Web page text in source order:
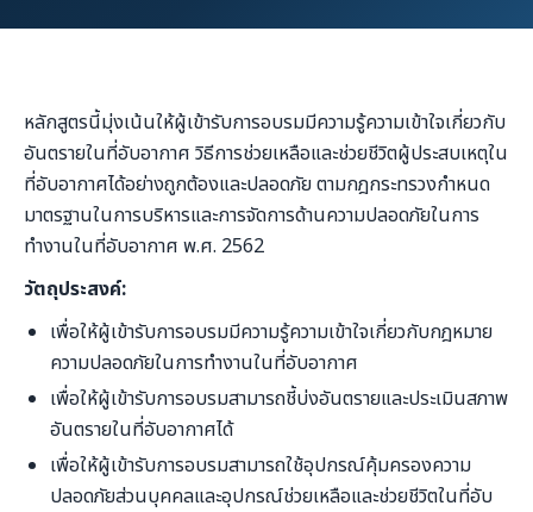
หลักสูตรนี้มุ่งเน้นให้ผู้เข้ารับการอบรมมีความรู้ความเข้าใจเกี่ยวกับ
อันตรายในที่อับอากาศ วิธีการช่วยเหลือและช่วยชีวิตผู้ประสบเหตุใน
ที่อับอากาศได้อย่างถูกต้องและปลอดภัย ตามกฎกระทรวงกำหนด
มาตรฐานในการบริหารและการจัดการด้านความปลอดภัยในการ
ทำงานในที่อับอากาศ พ.ศ. 2562
วัตถุประสงค์:
เพื่อให้ผู้เข้ารับการอบรมมีความรู้ความเข้าใจเกี่ยวกับกฎหมาย
ความปลอดภัยในการทำงานในที่อับอากาศ
เพื่อให้ผู้เข้ารับการอบรมสามารถชี้บ่งอันตรายและประเมินสภาพ
อันตรายในที่อับอากาศได้
เพื่อให้ผู้เข้ารับการอบรมสามารถใช้อุปกรณ์คุ้มครองความ
ปลอดภัยส่วนบุคคลและอุปกรณ์ช่วยเหลือและช่วยชีวิตในที่อับ